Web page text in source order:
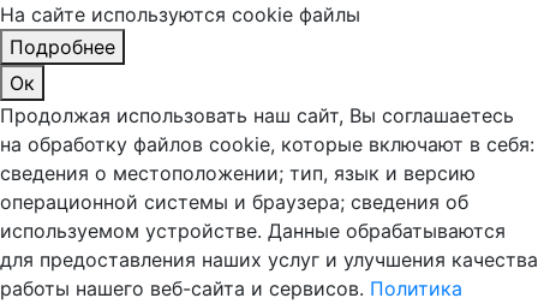
На сайте используются cookie файлы
Подробнее
Ок
Продолжая использовать наш сайт, Вы соглашаетесь
на обработку файлов cookie, которые включают в себя:
сведения о местоположении; тип, язык и версию
операционной системы и браузера; сведения об
используемом устройстве. Данные обрабатываются
для предоставления наших услуг и улучшения качества
работы нашего веб-сайта и сервисов. Политика